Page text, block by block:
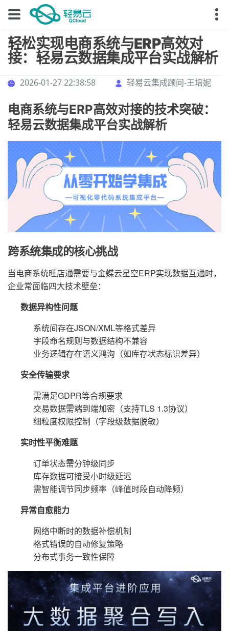
轻松实现电商系统与ERP高效对
接：轻易云数据集成平台实战解析
2026-01-27 22:38:58 轻易云集成顾问-王培妮
电商系统与ERP高效对接的技术突破：
轻易云数据集成平台实战解析
跨系统集成的核心挑战
当电商系统旺店通需要与金蝶云星空ERP实现数据互通时，
企业常面临四大技术壁垒：
数据异构性问题
系统间存在JSON/XML等格式差异
字段命名规则与数据结构不兼容
业务逻辑存在语义鸿沟（如库存状态标识差异）
安全传输要求
需满足GDPR等合规要求
交易数据需端到端加密（支持TLS 1.3协议）
细粒度权限控制（字段级数据脱敏）
实时性平衡难题
订单状态需分钟级同步
库存数据可接受小时级延迟
需智能调节同步频率（峰值时段自动降频）
异常自愈能力
网络中断时的数据补偿机制
格式错误的自动修复策略
分布式事务一致性保障